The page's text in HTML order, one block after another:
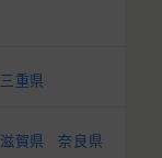
三重県
滋賀県
奈良県